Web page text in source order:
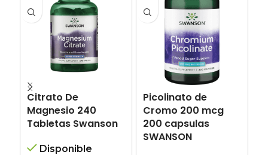
Citrato De
Magnesio 240
Tabletas Swanson
Disponible
Picolinato de
Cromo 200 mcg
200 capsulas
SWANSON